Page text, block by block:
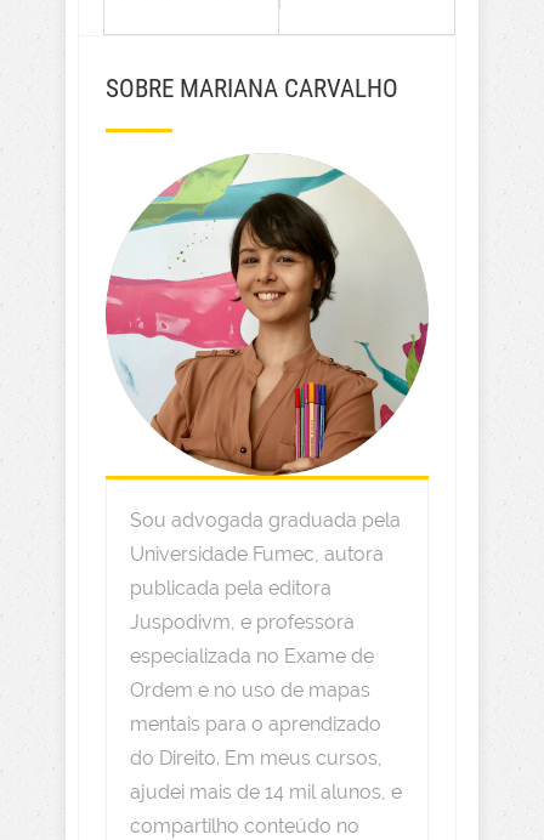
SOBRE MARIANA CARVALHO
Sou advogada graduada pela
Universidade Fumec, autora
publicada pela editora
Juspodivm, e professora
especializada no Exame de
Ordem e no uso de mapas
mentais para o aprendizado
do Direito. Em meus cursos,
ajudei mais de 14 mil alunos, e
compartilho conteúdo no